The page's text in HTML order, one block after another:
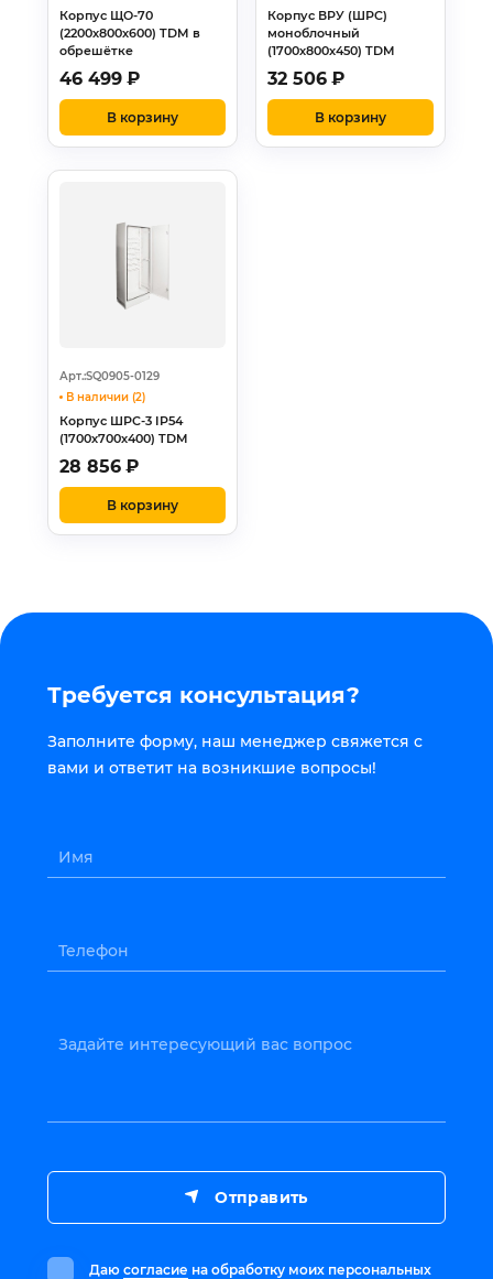
Корпус ЩО-70
(2200х800х600) TDM в
обрешётке
46 499 ₽
В корзину
Корпус ВРУ (ШРС)
моноблочный
(1700х800х450) TDM
32 506 ₽
В корзину
Арт.:SQ0905-0129
В наличии (2)
Корпус ШРС-3 IP54
(1700х700х400) TDM
28 856 ₽
В корзину
Требуется консультация?
Заполните форму, наш менеджер свяжется с
вами и ответит на возникшие вопросы!
Имя
Телефон
Задайте интересующий вас вопрос
Даю согласие на обработку моих персональных
Отправить